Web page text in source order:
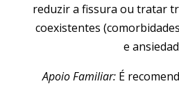
reduzir a fissura ou tratar
coexistentes
e
Apoio Familiar: É